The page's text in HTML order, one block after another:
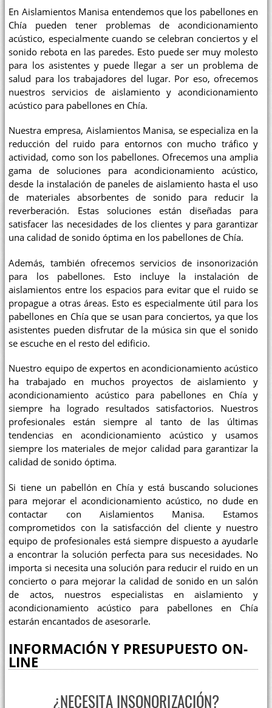
En Aislamientos Manisa entendemos que los pabellones en
Chía pueden tener problemas de acondicionamiento
acústico, especialmente cuando se celebran conciertos y el
sonido rebota en las paredes. Esto puede ser muy molesto
para los asistentes y puede llegar a ser un problema de
salud para los trabajadores del lugar. Por eso, ofrecemos
nuestros servicios de aislamiento y acondicionamiento
acústico para pabellones en Chía.
Nuestra empresa, Aislamientos Manisa, se especializa en la
reducción del ruido para entornos con mucho tráfico y
actividad, como son los pabellones. Ofrecemos una amplia
gama de soluciones para acondicionamiento acústico,
desde la instalación de paneles de aislamiento hasta el uso
de materiales absorbentes de sonido para reducir la
reverberación. Estas soluciones están diseñadas para
satisfacer las necesidades de los clientes y para garantizar
una calidad de sonido óptima en los pabellones de Chía.
Además, también ofrecemos servicios de insonorización
para los pabellones. Esto incluye la instalación de
aislamientos entre los espacios para evitar que el ruido se
propague a otras áreas. Esto es especialmente útil para los
pabellones en Chía que se usan para conciertos, ya que los
asistentes pueden disfrutar de la música sin que el sonido
se escuche en el resto del edificio.
Nuestro equipo de expertos en acondicionamiento acústico
ha trabajado en muchos proyectos de aislamiento y
acondicionamiento acústico para pabellones en Chía y
siempre ha logrado resultados satisfactorios. Nuestros
profesionales están siempre al tanto de las últimas
tendencias en acondicionamiento acústico y usamos
siempre los materiales de mejor calidad para garantizar la
calidad de sonido óptima.
Si tiene un pabellón en Chía y está buscando soluciones
para mejorar el acondicionamiento acústico, no dude en
contactar con Aislamientos Manisa. Estamos
comprometidos con la satisfacción del cliente y nuestro
equipo de profesionales está siempre dispuesto a ayudarle
a encontrar la solución perfecta para sus necesidades. No
importa si necesita una solución para reducir el ruido en un
concierto o para mejorar la calidad de sonido en un salón
de actos, nuestros especialistas en aislamiento y
acondicionamiento acústico para pabellones en Chía
estarán encantados de asesorarle.
INFORMACIÓN Y PRESUPUESTO ON-
LINE
¿NECESITA INSONORIZACIÓN?